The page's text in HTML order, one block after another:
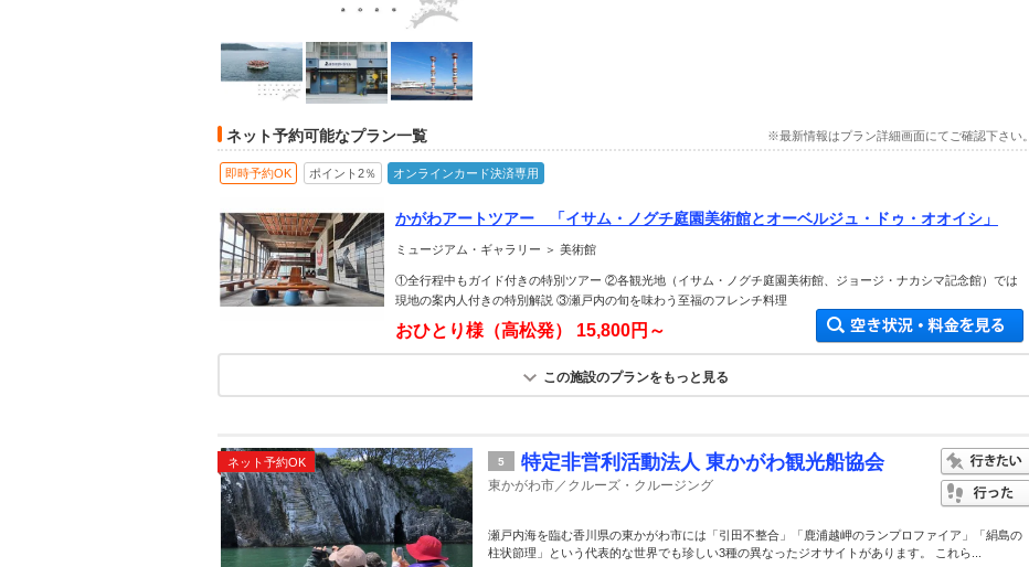
ネット予約可能なプラン一覧 ※最新情報はプラン詳細画面にてご確認下さい。
即時予約OK ポイント2％ オンラインカード決済専用
かがわアートツアー 「イサム・ノグチ庭園美術館とオーベルジュ・ドゥ・オオイシ」
ミュージアム・ギャラリー ＞ 美術館
①全行程中もガイド付きの特別ツアー ②各観光地（イサム・ノグチ庭園美術館、ジョージ・ナカシマ記念館）では
現地の案内人付きの特別解説 ③瀬戸内の旬を味わう至福のフレンチ料理
おひとり様（高松発） 15,800円～
この施設のプランをもっと見る
ネット予約OK 5 特定非営利活動法人 東かがわ観光船協会
東かがわ市／クルーズ・クルージング
瀬戸内海を臨む香川県の東かがわ市には「引田不整合」「鹿浦越岬のランプロファイア」「絹島の
柱状節理」という代表的な世界でも珍しい3種の異なったジオサイトがあります。 これら...